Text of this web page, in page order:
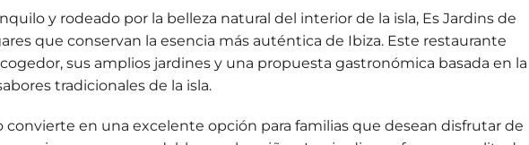
y rodeado por la belleza natural del interior de la isla, Es Jardins de
que conservan la esencia más auténtica de Ibiza. Este restaurante
sus amplios jardines y una propuesta gastronómica basada en la
tradicionales de la isla.
convierte en una excelente opción para familias que desean disfrutar de